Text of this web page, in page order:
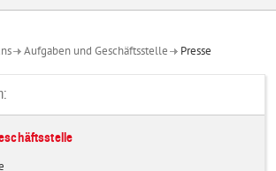
Aufgaben und Geschäftsstelle Presse